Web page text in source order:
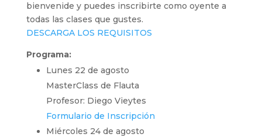
bienvenide y puedes inscribirte como oyente a
todas las clases que gustes.
DESCARGA LOS REQUISITOS
Programa:
Lunes 22 de agosto
MasterClass de Flauta
Profesor: Diego Vieytes
Formulario de Inscripción
Miércoles 24 de agosto